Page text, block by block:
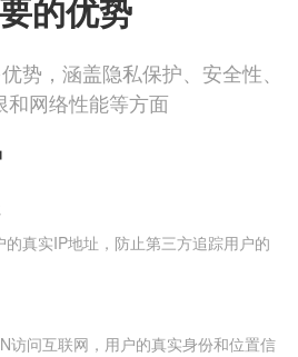
的优势
势，涵盖隐私保护、安全性、
和网络性能等方面
的真实IP地址，防止第三方追踪用户的
访问互联网，用户的真实身份和位置信